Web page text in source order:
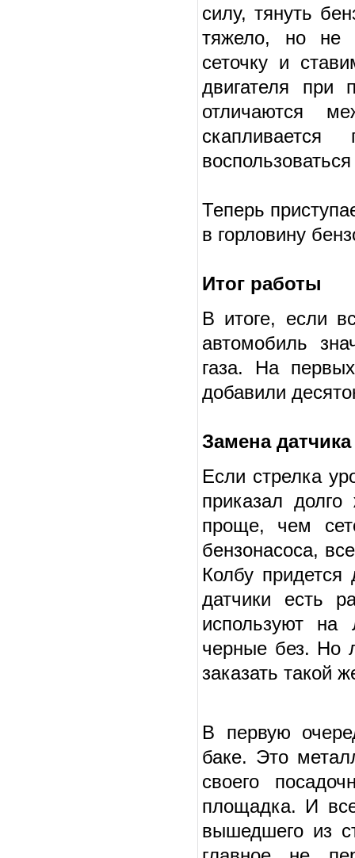
силу, тянуть
тяжело, но не
сеточку и
двигателя при
отличаются
Теперь
в горловину
Итог работы
В итоге, если
автомобиль
газа. На
добавили
Замена
Если стрелка
приказал
проще, чем
бензонасоса,
Колбу придется
датчики есть
используют на
черные без. Но
заказать такой
В первую
баке. Это
своего
площадка. И
вышедшего из